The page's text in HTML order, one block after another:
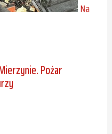
Na
Pożar